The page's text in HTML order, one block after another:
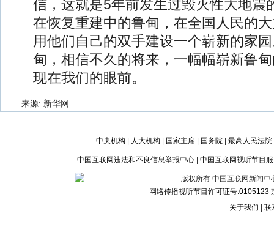
信，这就是5年前发生过毁灭性大地震
在恢复重建中的鲁甸，在全国人民的
用他们自己的双手建设一个崭新的家
甸，相信不久的将来，一幅幅崭新鲁
现在我们的眼前。
来源: 新华网
中央机构 人大机构 国家主席 国务院 最高人民法院
中国互联网违法和不良信息举报中心 中国互联网视听节目
版权所有 中国互联网新闻
网络传播视听节目许可证号:0105123
关于我们
联